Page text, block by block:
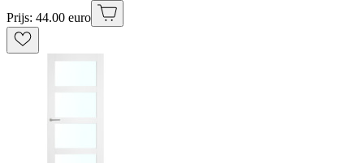
Prijs: 44.00 euro